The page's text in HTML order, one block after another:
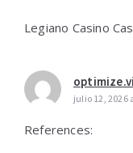
Legiano Casino
julio 12, 2026
References: